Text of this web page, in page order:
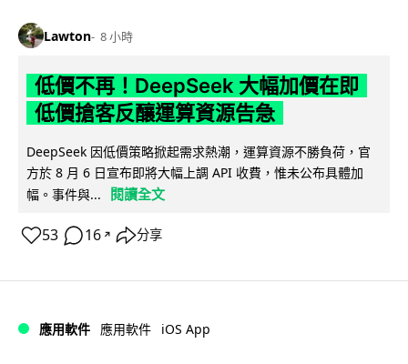
Lawton 8 小時
低價不再！DeepSeek 大幅加價在即
低價搶客反釀運算資源告急
DeepSeek 因低價策略掀起需求熱潮，運算資源不勝負荷，官
方於 8 月 6 日宣布即將大幅上調 API 收費，惟未公布具體加
幅。事件與...
閱讀全文
53 16 ↗ 分享
應用軟件 應用軟件 iOS App